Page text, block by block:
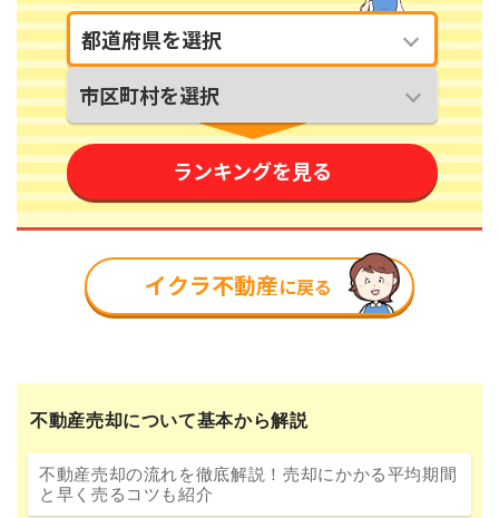
不動産売却について基本から解説
不動産売却の流れを徹底解説！売却にかかる平均期間
と早く売るコツも紹介